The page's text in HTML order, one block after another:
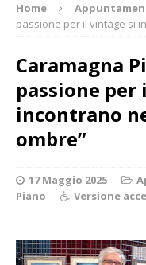
Home
passione per il vintage si
Caramagna
passione
incontrano
ombre”
17 Maggio 2025
Piano
Versione